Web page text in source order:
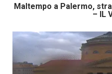
Maltempo a Palermo,
– IL